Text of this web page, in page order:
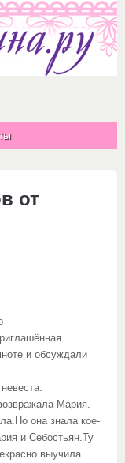
от
и обсуждали
Мария.
она знала кое-
и Себостьян.Ту
выучила